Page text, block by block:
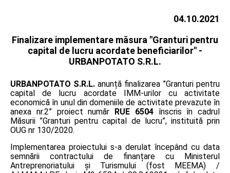
04.10.2021
Finalizare implementare măsura "Granturi pentru
capital de lucru acordate beneficiarilor" -
URBANPOTATO S.R.L.
URBANPOTATO S.R.L. anunță finalizarea ”Granturi pentru
capital de lucru acordate IMM-urilor cu activitate
economică în unul din domeniile de activitate prevazute în
anexa nr.2” proiect număr RUE 6504înscris în cadrul
Măsurii ”Granturi pentru capital de lucru”, instituită prin
OUG nr 130/2020.
Implementarea proiectului s-a derulat începând cu data
semnării contractului de finanțare cu Ministerul
Antreprenoriatului și Turismului (fost MEEMA) /